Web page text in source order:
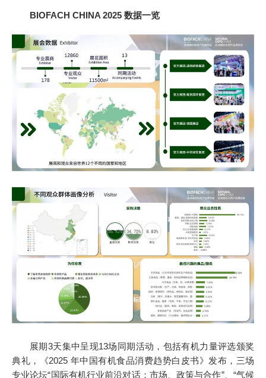
BIOFACH CHINA 2025 数据一览
展期3天集中呈现13场同期活动，包括有机力量评选颁奖
典礼，《2025 年中国有机食品消费趋势白皮书》发布，三场
专业论坛“国际有机行业前沿对话：市场、政策与合作”、“气候